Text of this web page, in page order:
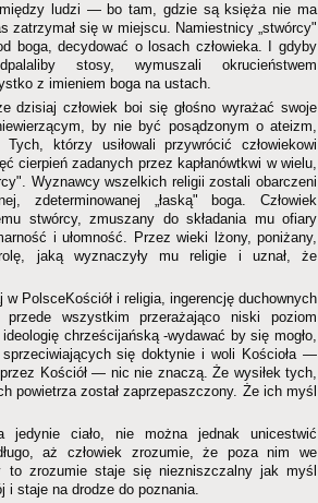
ludzi — bo tam, gdzie są księża nie ma
się w miejscu. Namiestnicy „stwórcy"
boga, decydować o losach człowieka. I gdyby
stosy, wymuszali okrucieństwem
z imieniem boga na ustach.
dzisiaj człowiek boi się głośno wyrażać swoje
by nie być posądzonym o ateizm,
którzy usiłowali przywrócić człowiekowi
cierpień zadanych przez kapłanówtkwi w wielu,
Wyznawcy wszelkich religii zostali obarczeni
zdeterminowanej „łaską" boga. Człowiek
stwórcy, zmuszany do składania mu ofiary
i ułomność. Przez wieki lżony, poniżany,
jaką wyznaczyły mu religie i uznał, że
PolsceKościół i religia, ingerencję duchownych
wszystkim przerażająco niski poziom
chrześcijańską -wydawać by się mogło,
się doktynie i woli Kościoła —
Kościół — nic nie znaczą. Że wysiłek tych,
powietrza został zaprzepaszczony. Że ich myśl
ciało, nie można jednak unicestwić
aż człowiek zrozumie, że poza nim we
to zrozumie staje się niezniszczalny jak myśl
i staje na drodze do poznania.